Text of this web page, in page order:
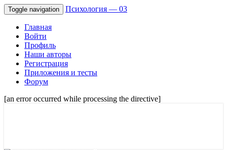
Toggle navigation Психология — 03
Главная
Войти
Профиль
Наши авторы
Регистрация
Приложения и тесты
Форум
[an error occurred while processing the directive]